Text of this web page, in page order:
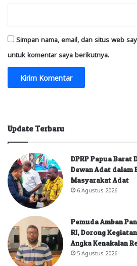
Simpan nama, email, dan situs web
untuk komentar saya berikutnya.
Update Terbaru
DPRP Papua Barat
Dewan Adat dalam
Masyarakat Adat
6 Agustus 2026
Pemuda Amban
RI, Dorong
Angka Kenakalan
5 Agustus 2026